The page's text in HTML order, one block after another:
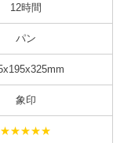
12時間
パン
象印
★★★★★